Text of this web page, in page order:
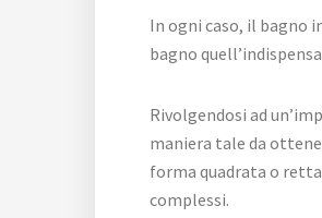
In ogni caso, il bagno
bagno
Rivolgendosi ad
maniera tale da
forma quadrata o
complessi.